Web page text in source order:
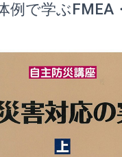
例で学ぶFMEA